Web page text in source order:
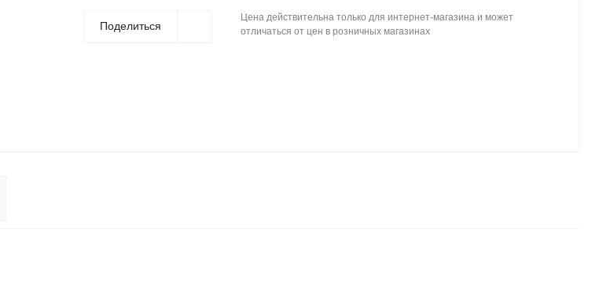
Поделиться
Цена действительна только для интернет-магазина и может
отличаться от цен в розничных магазинах